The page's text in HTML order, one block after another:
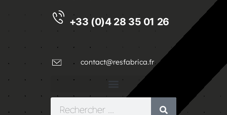
+33 (0)4 28 35 01 26
contact@resfabrica.fr